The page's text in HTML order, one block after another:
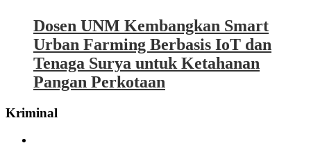
Dosen UNM Kembangkan Smart
Urban Farming Berbasis IoT dan
Tenaga Surya untuk Ketahanan
Pangan Perkotaan
Kriminal